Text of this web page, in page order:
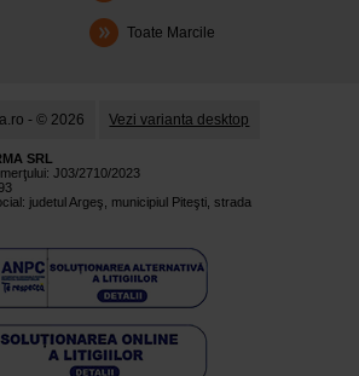
Toate Marcile
- © 2026 Vezi varianta desktop
SRL
J03/2710/2023
judetul Argeş, municipiul Piteşti, strada